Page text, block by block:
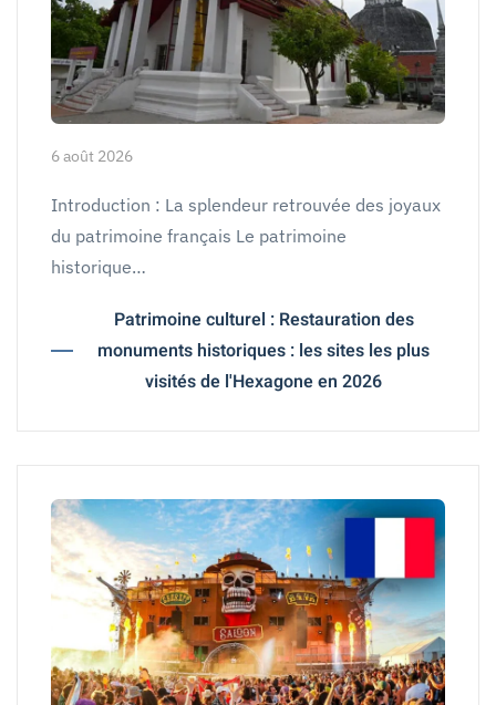
6 août 2026
Introduction : La splendeur retrouvée des joyaux
du patrimoine français Le patrimoine
historique…
Patrimoine culturel : Restauration des
monuments historiques : les sites les plus
visités de l'Hexagone en 2026